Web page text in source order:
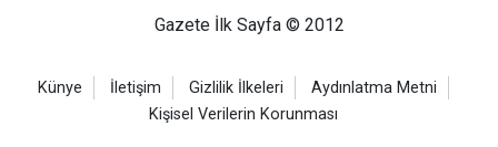
Gazete İlk Sayfa © 2012
Künye İletişim Gizlilik İlkeleri
Aydınlatma Metni
Kişisel Verilerin Korunması